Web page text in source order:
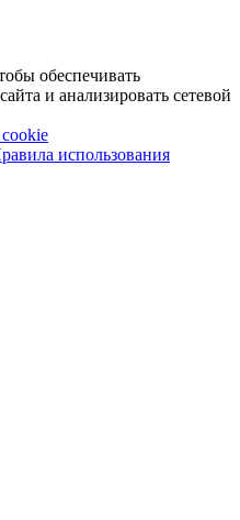
обеспечивать
и анализировать сетевой
использования